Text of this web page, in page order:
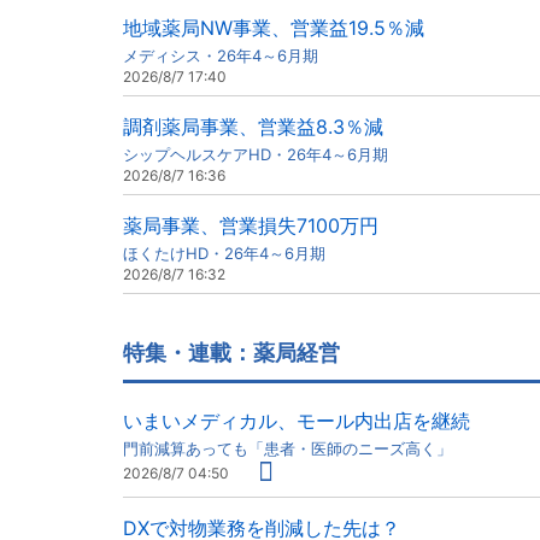
地域薬局NW事業、営業益19.5％減
メディシス・26年4～6月期
2026/8/7 17:40
調剤薬局事業、営業益8.3％減
シップヘルスケアHD・26年4～6月期
2026/8/7 16:36
薬局事業、営業損失7100万円
ほくたけHD・26年4～6月期
2026/8/7 16:32
特集・連載：薬局経営
いまいメディカル、モール内出店を継続
門前減算あっても「患者・医師のニーズ高く」
2026/8/7 04:50
DXで対物業務を削減した先は？